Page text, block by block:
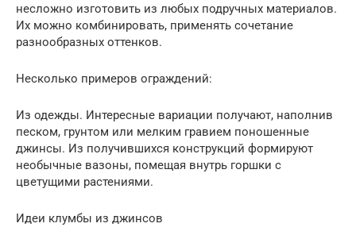
несложно изготовить из любых подручных материалов.
Их можно комбинировать, применять сочетание
разнообразных оттенков.
Несколько примеров ограждений:
Из одежды. Интересные вариации получают, наполнив
песком, грунтом или мелким гравием поношенные
джинсы. Из получившихся конструкций формируют
необычные вазоны, помещая внутрь горшки с
цветущими растениями.
Идеи клумбы из джинсов